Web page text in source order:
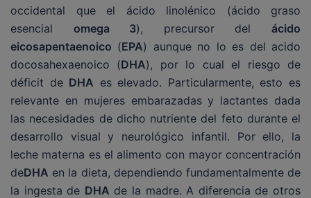
occidental que el ácido linolénico (ácido graso
esencial omega 3), precursor delácido
eicosapentaenoico (EPA) aunque no lo es del acido
docosahexaenoico (DHA), por lo cual el riesgo de
déficit de DHA es elevado. Particularmente, esto es
relevante en mujeres embarazadas y lactantes dada
las necesidades de dicho nutriente del feto durante el
desarrollo visual y neurológico infantil. Por ello, la
leche materna es el alimento con mayor concentración
deDHA en la dieta, dependiendo fundamentalmente de
la ingesta de DHA de la madre. A diferencia de otros